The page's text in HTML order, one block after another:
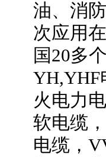
油、消
次应用
国20多
YH,YHF
火电力
软电缆，
电缆，